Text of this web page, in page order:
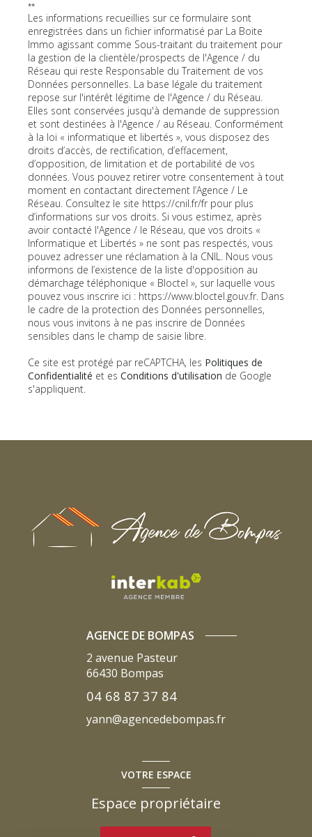
**
Les informations recueillies sur ce formulaire sont
enregistrées dans un fichier informatisé par La Boite
Immo agissant comme Sous-traitant du traitement pour
la gestion de la clientèle/prospects de l'Agence / du
Réseau qui reste Responsable du Traitement de vos
Données personnelles. La base légale du traitement
repose sur l'intérêt légitime de l'Agence / du Réseau.
Elles sont conservées jusqu'à demande de suppression
et sont destinées à l'Agence / au Réseau. Conformément
à la loi « informatique et libertés », vous disposez des
droits d’accès, de rectification, d’effacement,
d’opposition, de limitation et de portabilité de vos
données. Vous pouvez retirer votre consentement à tout
moment en contactant directement l’Agence / Le
Réseau. Consultez le site https://cnil.fr/fr pour plus
d’informations sur vos droits. Si vous estimez, après
avoir contacté l'Agence / le Réseau, que vos droits «
Informatique et Libertés » ne sont pas respectés, vous
pouvez adresser une réclamation à la CNIL. Nous vous
informons de l’existence de la liste d'opposition au
démarchage téléphonique « Bloctel », sur laquelle vous
pouvez vous inscrire ici : https://www.bloctel.gouv.fr. Dans
le cadre de la protection des Données personnelles,
nous vous invitons à ne pas inscrire de Données
sensibles dans le champ de saisie libre.
Ce site est protégé par reCAPTCHA, les Politiques de
Confidentialité et es Conditions d'utilisation de Google
s'appliquent.
AGENCE DE BOMPAS
2 avenue Pasteur
66430 Bompas
04 68 87 37 84
yann@agencedebompas.fr
VOTRE ESPACE
Espace propriétaire